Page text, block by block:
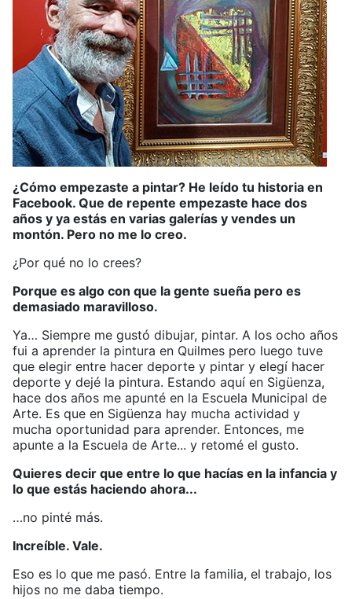
¿Cómo empezaste a pintar? He leído tu historia en
Facebook. Que de repente empezaste hace dos
años y ya estás en varias galerías y vendes un
montón. Pero no me lo creo.
¿Por qué no lo crees?
Porque es algo con que la gente sueña pero es
demasiado maravilloso.
Ya… Siempre me gustó dibujar, pintar. A los ocho años
fui a aprender la pintura en Quilmes pero luego tuve
que elegir entre hacer deporte y pintar y elegí hacer
deporte y dejé la pintura. Estando aquí en Sigüenza,
hace dos años me apunté en la Escuela Municipal de
Arte. Es que en Sigüenza hay mucha actividad y
mucha oportunidad para aprender. Entonces, me
apunte a la Escuela de Arte... y retomé el gusto.
Quieres decir que entre lo que hacías en la infancia y
lo que estás haciendo ahora...
…no pinté más.
Increíble. Vale.
Eso es lo que me pasó. Entre la familia, el trabajo, los
hijos no me daba tiempo.